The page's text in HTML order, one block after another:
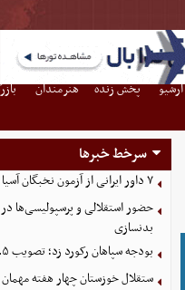
آرشیو پخش زنده هنرمندان
سرخط خبرها
۷ داور ایرانی از آزمون نخبگان آسیا سربلند بیرون آمدند
حضور استقلالی و پرسپولیسی‌ها
بدنسازی
بودجه سپاهان رکورد زد؛ تصویب ۲.۵ همت برای فصل جدید
ستقلال خوزستان چهار هفته